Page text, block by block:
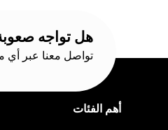
هل تواجه
تواصل معنا عبر أي
أهم الفئات